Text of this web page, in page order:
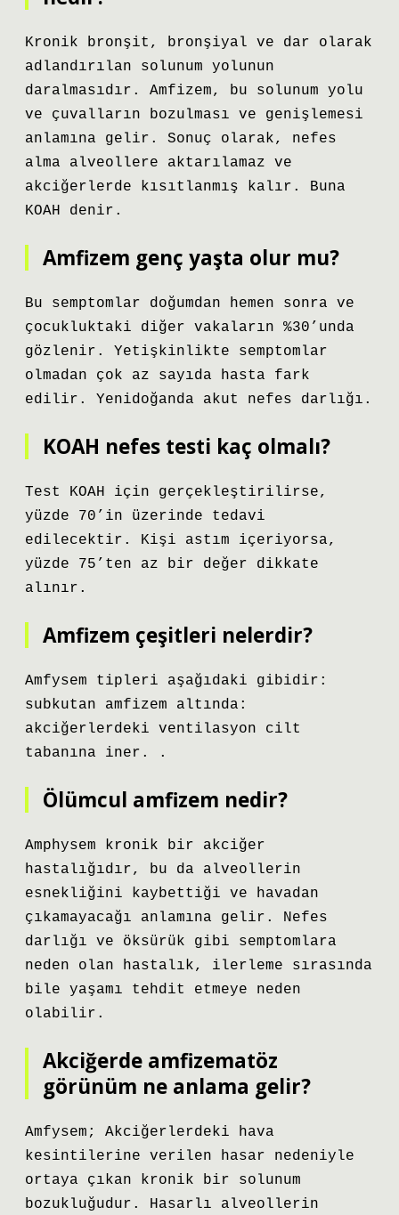
Kronik bronşit, bronşiyal ve dar olarak
adlandırılan solunum yolunun
daralmasıdır. Amfizem, bu solunum yolu
ve çuvalların bozulması ve genişlemesi
anlamına gelir. Sonuç olarak, nefes
alma alveollere aktarılamaz ve
akciğerlerde kısıtlanmış kalır. Buna
KOAH denir.
Amfizem genç yaşta olur mu?
Bu semptomlar doğumdan hemen sonra ve
çocukluktaki diğer vakaların %30’unda
gözlenir. Yetişkinlikte semptomlar
olmadan çok az sayıda hasta fark
edilir. Yenidoğanda akut nefes darlığı.
KOAH nefes testi kaç olmalı?
Test KOAH için gerçekleştirilirse,
yüzde 70’in üzerinde tedavi
edilecektir. Kişi astım içeriyorsa,
yüzde 75’ten az bir değer dikkate
alınır.
Amfizem çeşitleri nelerdir?
Amfysem tipleri aşağıdaki gibidir:
subkutan amfizem altında:
akciğerlerdeki ventilasyon cilt
tabanına iner. .
Ölümcul amfizem nedir?
Amphysem kronik bir akciğer
hastalığıdır, bu da alveollerin
esnekliğini kaybettiği ve havadan
çıkamayacağı anlamına gelir. Nefes
darlığı ve öksürük gibi semptomlara
neden olan hastalık, ilerleme sırasında
bile yaşamı tehdit etmeye neden
olabilir.
Akciğerde amfizematöz
görünüm ne anlama gelir?
Amfysem; Akciğerlerdeki hava
kesintilerine verilen hasar nedeniyle
ortaya çıkan kronik bir solunum
bozukluğudur. Hasarlı alveollerin